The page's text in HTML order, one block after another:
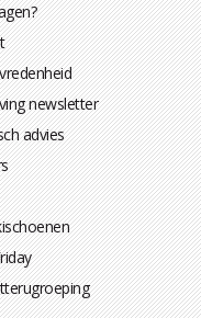
newsletter
advies